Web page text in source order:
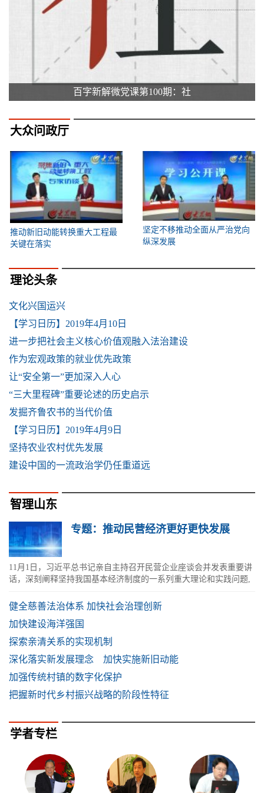
百字新解微党课第100期：社
大众问政厅
推动新旧动能转换重大工程最
关键在落实
坚定不移推动全面从严治党向
纵深发展
理论头条
文化兴国运兴
【学习日历】2019年4月10日
进一步把社会主义核心价值观融入法治建设
作为宏观政策的就业优先政策
让“安全第一”更加深入人心
“三大里程碑”重要论述的历史启示
发掘齐鲁农书的当代价值
【学习日历】2019年4月9日
坚持农业农村优先发展
建设中国的一流政治学仍任重道远
智理山东
专题：推动民营经济更好更快发展
11月1日，习近平总书记亲自主持召开民营企业座谈会并发表重要讲
话，深刻阐释坚持我国基本经济制度的一系列重大理论和实践问题,
健全慈善法治体系 加快社会治理创新
加快建设海洋强国
探索亲清关系的实现机制
深化落实新发展理念 加快实施新旧动能
加强传统村镇的数字化保护
把握新时代乡村振兴战略的阶段性特征
学者专栏